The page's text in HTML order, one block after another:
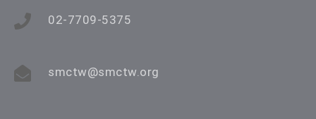
02-7709-5375
smctw@smctw.org